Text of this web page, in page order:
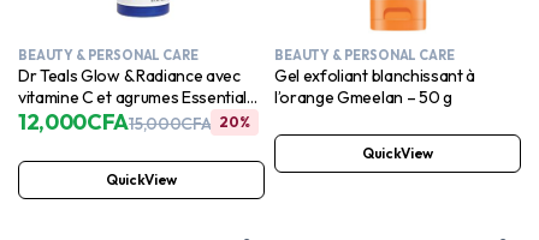
BEAUTY & PERSONAL CARE
Dr Teals Glow & Radiance avec
vitamine C et agrumes Essential
Oils Body Lotion 530ml
15,000CFA
12,000CFA 20%
QuickView
BEAUTY & PERSONAL CARE
Gel exfoliant blanchissant à
l’orange Gmeelan – 50 g
QuickView